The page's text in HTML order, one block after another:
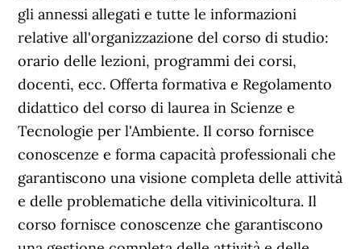
gli annessi allegati e tutte le informazioni
relative all'organizzazione del corso di studio:
orario delle lezioni, programmi dei corsi,
docenti, ecc. Offerta formativa e Regolamento
didattico del corso di laurea in Scienze e
Tecnologie per l'Ambiente. Il corso fornisce
conoscenze e forma capacità professionali che
garantiscono una visione completa delle attività
e delle problematiche della vitivinicoltura. Il
corso fornisce conoscenze che garantiscono